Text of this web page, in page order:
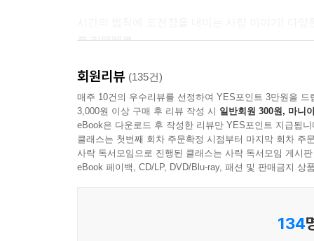
는 점이 파리16구, 17구 지역주민들에게는 더욱
가 넘는 인력을 배치해 순찰을 강화하는 한편 조
-110-111p
에릭 보간의 집은 텅 비어있는 듯 보인다. 전등도
나는 권총을 주머니에 집어넣고, 휴대폰을 손에
나는 정신이 혼미한 가운데 에릭 보간이 내 스타
절망적인 상처를 치유하는 24시간의 동행!
사람들은 대부분 크고 작은 상처들을 떠안고
인생이라는 가시밭길을 헤쳐 나가는 과정에
그것만으로도 충분히 비극적이라고 할 수 있지만
로 리테레르
진정한 스릴러의 참맛을 느끼게 해주는 소설!
회원리뷰 (135건)
매주 10건의 우수리뷰를 선정하여 YES포인트 3만원을 드
3,000원 이상 구매 후 리뷰 작성 시 일반회원 300원, 마니
eBook은 다운로드 후 작성한 리뷰만 YES포인트 지급됩니
클래스는 첫번째 회차 주문확정 시점부터 마지막 회차 주
사락 독서모임으로 진행된 클래스는 사락 독서모임 게시
eBook 페이백, CD/LP, DVD/Blu-ray, 패션 및 판매금지 상
134